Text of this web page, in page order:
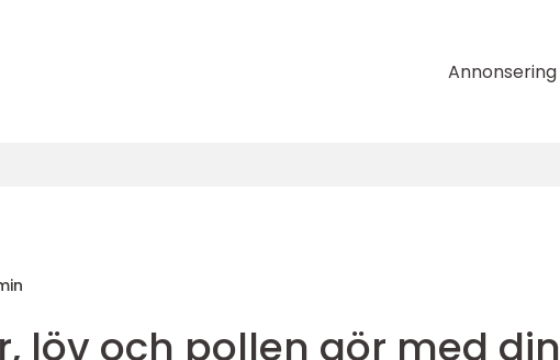
Annonsering
löv och pollen gör med din